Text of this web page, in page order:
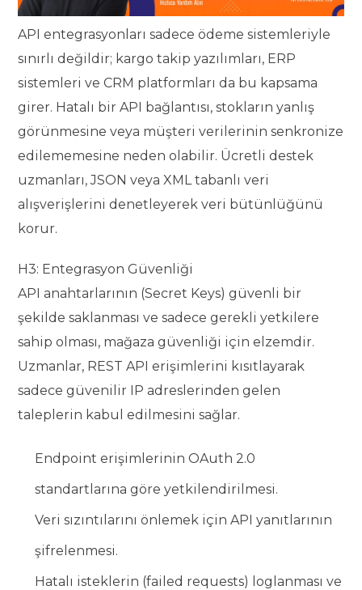
API entegrasyonları sadece ödeme sistemleriyle
sınırlı değildir; kargo takip yazılımları, ERP
sistemleri ve CRM platformları da bu kapsama
girer. Hatalı bir API bağlantısı, stokların yanlış
görünmesine veya müşteri verilerinin senkronize
edilememesine neden olabilir. Ücretli destek
uzmanları, JSON veya XML tabanlı veri
alışverişlerini denetleyerek veri bütünlüğünü
korur.
H3: Entegrasyon Güvenliği
API anahtarlarının (Secret Keys) güvenli bir
şekilde saklanması ve sadece gerekli yetkilere
sahip olması, mağaza güvenliği için elzemdir.
Uzmanlar, REST API erişimlerini kısıtlayarak
sadece güvenilir IP adreslerinden gelen
taleplerin kabul edilmesini sağlar.
Endpoint erişimlerinin OAuth 2.0
standartlarına göre yetkilendirilmesi.
Veri sızıntılarını önlemek için API yanıtlarının
şifrelenmesi.
Hatalı isteklerin (failed requests) loglanması ve